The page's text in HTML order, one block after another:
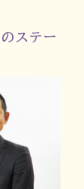
ステー